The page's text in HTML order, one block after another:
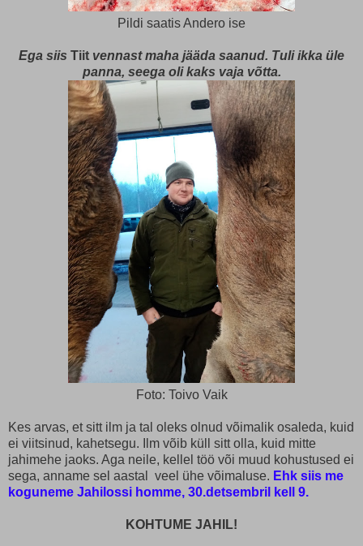
Pildi saatis Andero ise
Ega siis Tiit vennast maha jääda saanud. Tuli ikka üle
panna, seega oli kaks vaja võtta.
Foto: Toivo Vaik
Kes arvas, et sitt ilm ja tal oleks olnud võimalik osaleda, kuid
ei viitsinud, kahetsegu. Ilm võib küll sitt olla, kuid mitte
jahimehe jaoks. Aga neile, kellel töö või muud kohustused ei
sega, anname sel aastal veel ühe võimaluse. Ehk siis me
koguneme Jahilossi homme, 30.detsembril kell 9.
KOHTUME JAHIL!